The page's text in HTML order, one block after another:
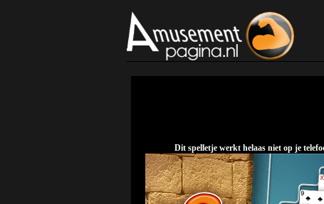
Dit spelletje werkt helaas niet op je